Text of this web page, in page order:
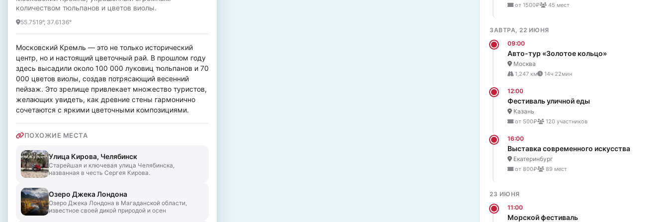
количеством тюльпанов и цветов виолы.
55.7519°, 37.6136°
Московский Кремль — это не только исторический
центр, но и настоящий цветочный рай. В прошлом году
здесь высадили около 100 000 луковиц тюльпанов и 70
000 цветов виолы, создав потрясающий весенний
пейзаж. Это зрелище привлекает множество туристов,
желающих увидеть, как древние стены гармонично
сочетаются с яркими цветочными композициями.
ПОХОЖИЕ МЕСТА
Улица Кирова, Челябинск
Старейшая и ключевая улица Челябинска,
названная в честь Сергея Кирова.
Озеро Джека Лондона
Озеро Джека Лондона в Магаданской области,
известное своей дикой природой и осен
от 1500₽ 45 мест
ЗАВТРА, 22 ИЮНЯ
09:00
Авто-тур «Золотое кольцо»
Москва
1,247 км 14ч 22мин
12:00
Фестиваль уличной еды
Казань
от 500₽ 120 участников
16:00
Выставка современного искусства
Екатеринбург
от 800₽ 89 мест
23 ИЮНЯ
11:00
Морской фестиваль